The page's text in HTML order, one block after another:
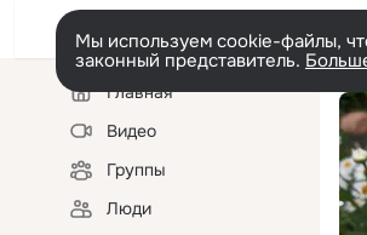
Мы используем cookie-файлы,
законный представитель.
Левая
колонкаГлавная
Видео
Группы
Люди